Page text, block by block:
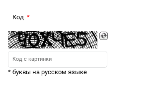
Код
* буквы на русском языке